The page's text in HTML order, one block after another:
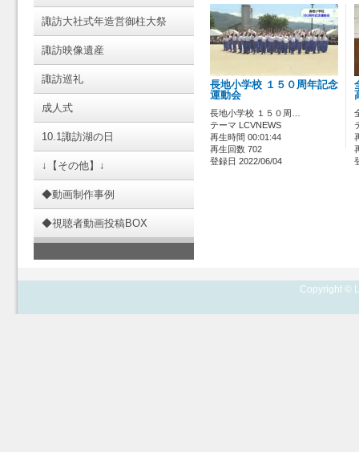
諏訪大社式年造営御柱大祭
諏訪映像遺産
諏訪巡礼
成人式
10.1諏訪湖の日
↓【その他】↓
◆動画制作事例
◆視聴者動画投稿BOX
長地小学校 １５０周年記念
運動会
長地小学校 １５０周…
テーマ LCVNEWS
再生時間 00:01:44
再生回数 702
登録日 2022/06/04
Copyright ©